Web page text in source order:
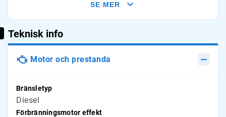
slitage och jämför avläsningarna med typliga
årliga genomsnitt.
SE MER
Teknisk info
Motor och prestanda
Bränsletyp
Diesel
Förbränningsmotor effekt